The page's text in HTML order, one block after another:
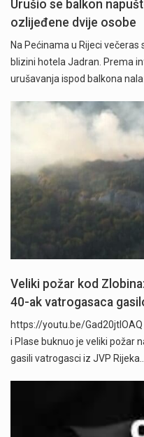
Urušio se balkon
ozlijeđene dvije osobe
Na Pećinama u Rijeci
blizini hotela Jadran. Prema
urušavanja ispod balkona
Veliki požar kod
40-ak vatrogasaca
https://youtu.be/
i Plase buknuo je veliki požar
gasili vatrogasci iz JVP